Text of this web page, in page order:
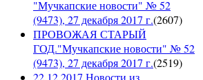
"Мучкапские новости" № 52
(9473), 27 декабря 2017 г.(2607)
ПРОВОЖАЯ СТАРЫЙ
ГОД."Мучкапские новости" № 52
(9473), 27 декабря 2017 г.(2519)